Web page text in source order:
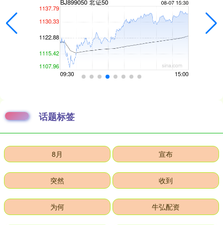
话题标签
8月 宣布
突然 收到
为何 牛弘配资